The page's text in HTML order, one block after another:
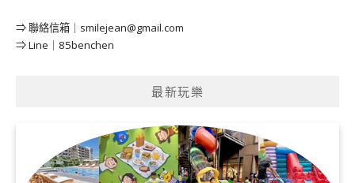
⇒ 聯絡信箱｜ smilejean@gmail.com
⇒ Line｜85benchen
最新玩樂